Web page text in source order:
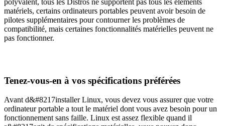
matériels, certains ordinateurs portables peuvent avoir besoin de
pilotes supplémentaires pour contourner les problèmes de
compatibilité, mais certaines fonctionnalités matérielles peuvent ne
pas fonctionner.
Tenez-vous-en à vos spécifications préférées
Avant d&#8217installer Linux, vous devez vous assurer que votre
ordinateur portable a tout le matériel dont vous avez besoin pour un
fonctionnement sans faille. Linux est assez flexible quand il